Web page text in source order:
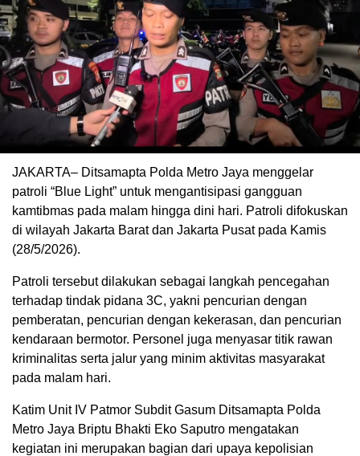
JAKARTA– Ditsamapta Polda Metro Jaya menggelar
patroli “Blue Light” untuk mengantisipasi gangguan
kamtibmas pada malam hingga dini hari. Patroli difokuskan
di wilayah Jakarta Barat dan Jakarta Pusat pada Kamis
(28/5/2026).
Patroli tersebut dilakukan sebagai langkah pencegahan
terhadap tindak pidana 3C, yakni pencurian dengan
pemberatan, pencurian dengan kekerasan, dan pencurian
kendaraan bermotor. Personel juga menyasar titik rawan
kriminalitas serta jalur yang minim aktivitas masyarakat
pada malam hari.
Katim Unit IV Patmor Subdit Gasum Ditsamapta Polda
Metro Jaya Briptu Bhakti Eko Saputro mengatakan
kegiatan ini merupakan bagian dari upaya kepolisian